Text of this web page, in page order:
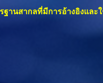
านสากลที่มีการอ้างอิงและ